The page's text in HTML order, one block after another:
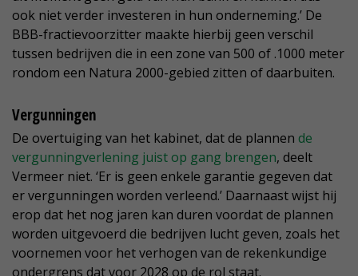
ook niet verder investeren in hun onderneming.’ De
BBB-fractievoorzitter maakte hierbij geen verschil
tussen bedrijven die in een zone van 500 of .1000 meter
rondom een Natura 2000-gebied zitten of daarbuiten.
Vergunningen
De overtuiging van het kabinet, dat de plannen de
vergunningverlening juist op gang brengen, deelt
Vermeer niet. ‘Er is geen enkele garantie gegeven dat
er vergunningen worden verleend.’ Daarnaast wijst hij
erop dat het nog jaren kan duren voordat de plannen
worden uitgevoerd die bedrijven lucht geven, zoals het
voornemen voor het verhogen van de rekenkundige
ondergrens dat voor 2028 op de rol staat.